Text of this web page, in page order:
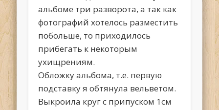
альбоме три разворота, а так как
фотографий хотелось разместить
побольше, то приходилось
прибегать к некоторым
ухищрениям.
Обложку альбома, т.е. первую
подставку я обтянула вельветом.
Выкроила круг с припуском 1см